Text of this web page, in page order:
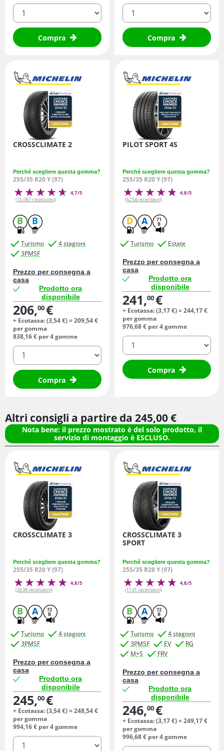
quantità
Compra
quantità
Compra
CROSSCLIMATE 2
Perché scegliere questa gomma?
255/35 R20 Y (97)
4,7/5
(15.067 recensioni)
B B
Turismo
4 stagioni
3PMSF
Prezzo per consegna a
casa
Prodotto ora
disponibile
206,00€
+ Ecotassa: (3,54€) =209,54€
per gomma
838,16€ per 4 gomme
quantità
Compra
PILOT SPORT 4S
Perché scegliere questa gomma?
255/35 R20 Y (97)
4,8/5
(6254 recensioni)
D A 71
B
Turismo Estate
Prezzo per consegna a
casa
Prodotto ora
disponibile
241,00€
+ Ecotassa: (3,17€) =244,17€
per gomma
976,68€ per 4 gomme
quantità
Compra
Altri consigli a partire da 245,00€
Nota bene: il prezzo mostrato è del solo prodotto, il
servizio di montaggio è ESCLUSO.
CROSSCLIMATE 3
Perché scegliere questa gomma?
255/35 R20 Y (97)
4,8/5
(2638 recensioni)
B A 72
B
Turismo
4 stagioni
3PMSF
Prezzo per consegna a
casa
Prodotto ora
disponibile
245,00€
+ Ecotassa: (3,54€) =248,54€
per gomma
994,16€ per 4 gomme
quantità
CROSSCLIMATE 3
SPORT
Perché scegliere questa gomma?
255/35 R20 Y (97)
4,8/5
(1101 recensioni)
B A 72
B
Turismo
4 stagioni
3PMSF
EV
RG
M+S
FRV
Prezzo per consegna a
casa
Prodotto ora
disponibile
246,00€
+ Ecotassa: (3,17€) =249,17€
per gomma
996,68€ per 4 gomme